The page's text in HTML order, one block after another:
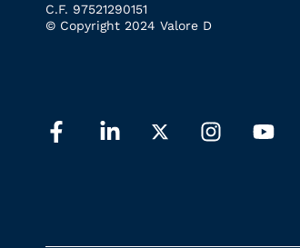
C.F. 97521290151
© Copyright 2024 Valore D